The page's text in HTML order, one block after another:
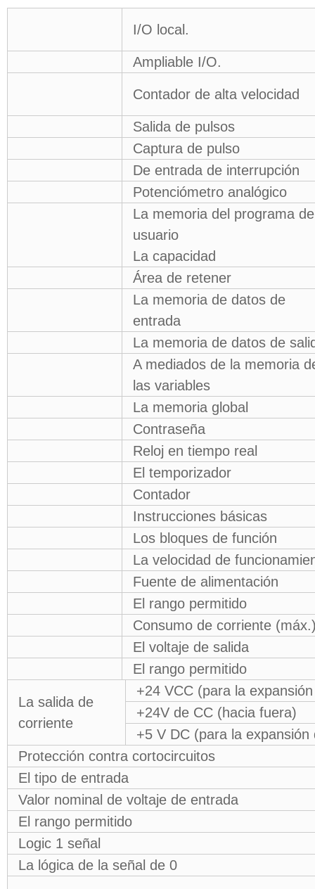
I/O local.
Ampliable I/O.
Contador de alta velocidad
Salida de pulsos
Captura de pulso
De entrada de interrupción
Potenciómetro analógico
La memoria del programa de
usuario
La capacidad
Área de retener
La memoria de datos de
entrada
La memoria de datos de
A mediados de la memoria
las variables
La memoria global
Contraseña
Reloj en tiempo real
El temporizador
Contador
Instrucciones básicas
Los bloques de función
La velocidad de
Fuente de alimentación
El rango permitido
Consumo de corriente
El voltaje de salida
El rango permitido
La salida de
corriente
+24 VCC (para la
+24V de CC (hacia fuera)
+5 V DC (para la expansión
Protección contra cortocircuitos
El tipo de entrada
Valor nominal de voltaje de entrada
El rango permitido
Logic 1 señal
La lógica de la señal de 0